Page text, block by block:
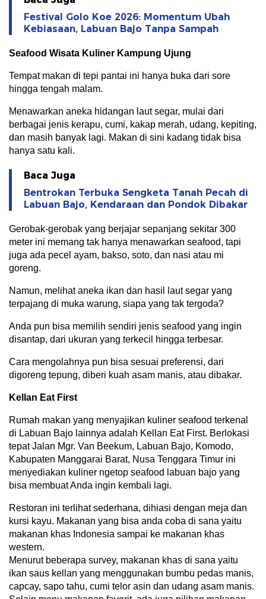
Festival Golo Koe 2026: Momentum Ubah
Kebiasaan, Labuan Bajo Tanpa Sampah
Seafood Wisata Kuliner Kampung Ujung
Tempat makan di tepi pantai ini hanya buka dari sore
hingga tengah malam.
Menawarkan aneka hidangan laut segar, mulai dari
berbagai jenis kerapu, cumi, kakap merah, udang, kepiting,
dan masih banyak lagi. Makan di sini kadang tidak bisa
hanya satu kali.
Baca Juga
Bentrokan Terbuka Sengketa Tanah Pecah di
Labuan Bajo, Kendaraan dan Pondok Dibakar
Gerobak-gerobak yang berjajar sepanjang sekitar 300
meter ini memang tak hanya menawarkan seafood, tapi
juga ada pecel ayam, bakso, soto, dan nasi atau mi
goreng.
Namun, melihat aneka ikan dan hasil laut segar yang
terpajang di muka warung, siapa yang tak tergoda?
Anda pun bisa memilih sendiri jenis seafood yang ingin
disantap, dari ukuran yang terkecil hingga terbesar.
Cara mengolahnya pun bisa sesuai preferensi, dari
digoreng tepung, diberi kuah asam manis, atau dibakar.
Kellan Eat First
Rumah makan yang menyajikan kuliner seafood terkenal
di Labuan Bajo lainnya adalah Kellan Eat First. Berlokasi
tepat Jalan Mgr. Van Beekum, Labuan Bajo, Komodo,
Kabupaten Manggarai Barat, Nusa Tenggara Timur ini
menyediakan kuliner ngetop seafood labuan bajo yang
bisa membuat Anda ingin kembali lagi.
Restoran ini terlihat sederhana, dihiasi dengan meja dan
kursi kayu. Makanan yang bisa anda coba di sana yaitu
makanan khas Indonesia sampai ke makanan khas
western.
Menurut beberapa survey, makanan khas di sana yaitu
ikan saus kellan yang menggunakan bumbu pedas manis,
capcay, sapo tahu, cumi telor asin dan udang asam manis.